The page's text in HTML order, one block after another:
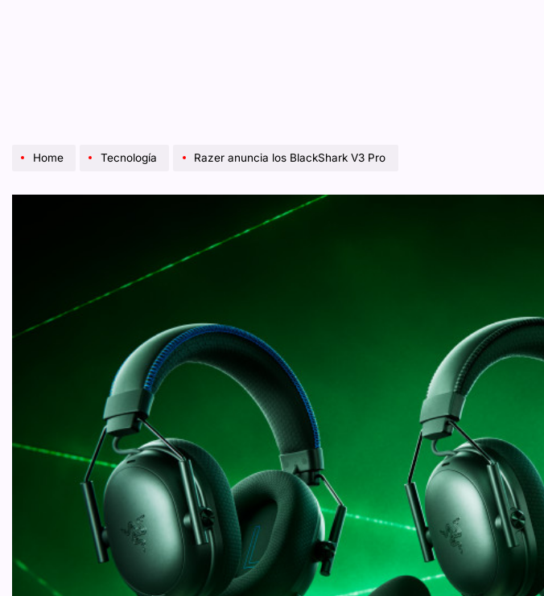
Home Tecnología Razer anuncia los BlackShark V3 Pro